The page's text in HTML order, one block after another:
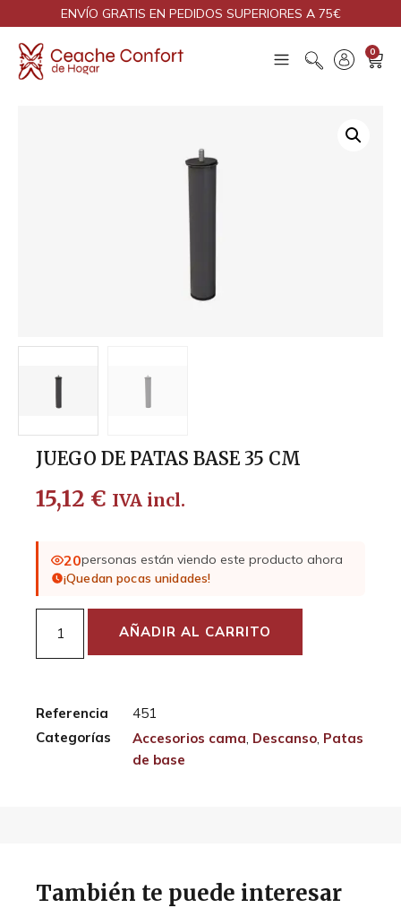
ENVÍO GRATIS EN PEDIDOS SUPERIORES A 75€
0
JUEGO DE PATAS BASE 35 CM
15,12 € IVA incl.
20personas están viendo este producto ahora
¡Quedan pocas unidades!
AÑADIR AL CARRITO
Referencia
451
Categorías
Accesorios cama, Descanso, Patas
de base
También te puede interesar